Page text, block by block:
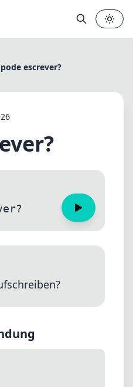
pode escrever?